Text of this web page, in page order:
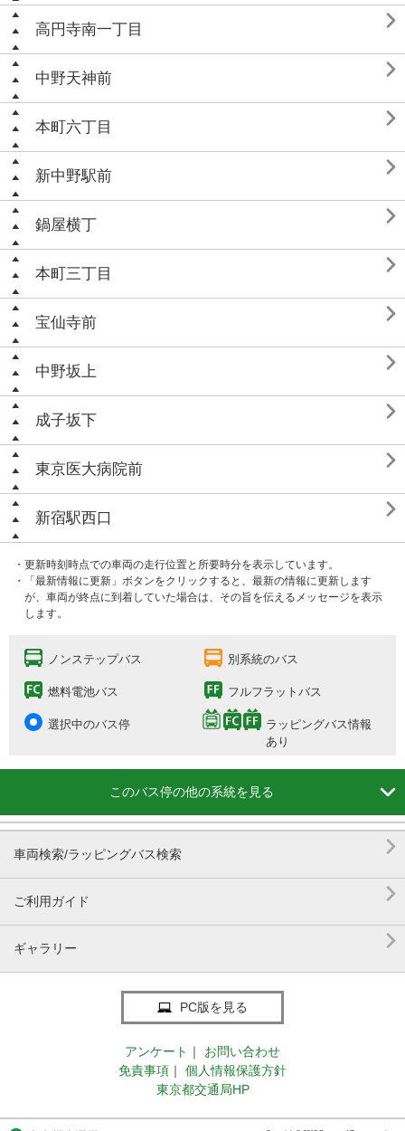
高円寺南一丁目 
中野天神前 
本町六丁目 
新中野駅前 
鍋屋横丁 
本町三丁目 
宝仙寺前 
中野坂上 
成子坂下 
東京医大病院前 
新宿駅西口 
・更新時刻時点での車両の走行位置と所要時分を表示しています。
・「最新情報に更新」ボタンをクリックすると、最新の情報に更新します
が、車両が終点に到着していた場合は、その旨を伝えるメッセージを表示
します。
ノンステップバス 別系統のバス
燃料電池バス フルフラットバス
選択中のバス停
ラッピングバス情報
あり
このバス停の他の系統を見る 
車両検索/ラッピングバス検索 
ご利用ガイド 
ギャラリー 
PC版を見る
アンケート ｜
お問い合わせ
免責事項 ｜
個人情報保護方針
東京都交通局HP